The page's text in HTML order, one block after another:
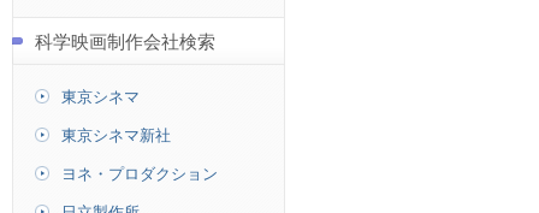
科学映画制作会社検索
東京シネマ
東京シネマ新社
ヨネ・プロダクション